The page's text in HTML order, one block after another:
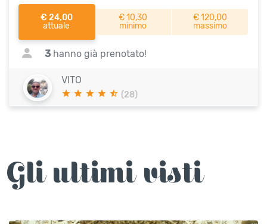
€ 24,00
attuale
€ 10,30
minimo
€ 120,00
massimo
3 hanno già prenotato!
VITO
(28)
Gli ultimi visti